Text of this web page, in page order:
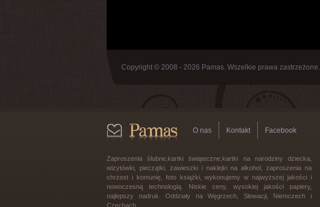
Copyright © 2008 - 2026 Pamas. Wszelkie prawa zastrzeżone.
O nas Kontakt Facebook
Zaproszenia ślubne,kartki świąteczne,kartki na narodziny dziecka,
wizytówki, pieczątki, zawieszki i naklejki na alkohol, zaproszenia na
chrzest i komunię, foto książki, wykonujemy w najwyższej jakości i
nowoczesną technologią. Niskie ceny, wysokiej jakości papiery,
najlepszy nadruk. Oddziały na Węgrzech, Słowacji, Niemczech i
Czechach